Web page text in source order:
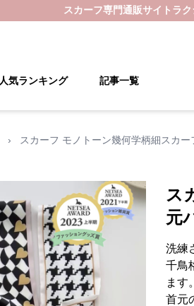
スカーフ専門通販サイト ラ
人気ランキング 記事一覧
› スカーフ モノトーン幾何学柄細スカ
ス
元
洗練
千鳥
ます。
首元